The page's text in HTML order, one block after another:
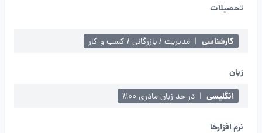
تحصیلات
کارشناسی | مدیریت / بازرگانی / کسب و کار
زبان
انگلیسی | در حد زبان مادری ۱۰۰٪
نرم افزارها